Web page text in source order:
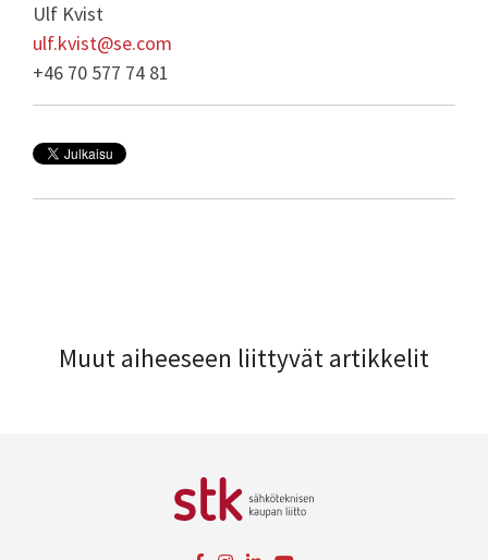
Ulf Kvist
ulf.kvist@se.com
+46 70 577 74 81
Muut aiheeseen liittyvät artikkelit